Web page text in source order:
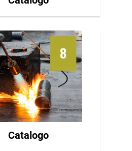
Catalogo